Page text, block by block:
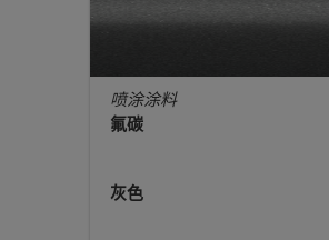
喷涂涂料
氟碳
灰色